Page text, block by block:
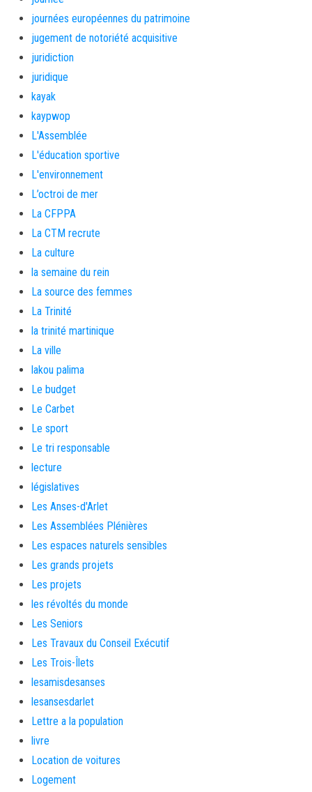
journées européennes du patrimoine
jugement de notoriété acquisitive
juridiction
juridique
kayak
kaypwop
L'Assemblée
L'éducation sportive
L'environnement
L’octroi de mer
La CFPPA
La CTM recrute
La culture
la semaine du rein
La source des femmes
La Trinité
la trinité martinique
La ville
lakou palima
Le budget
Le Carbet
Le sport
Le tri responsable
lecture
législatives
Les Anses-d'Arlet
Les Assemblées Plénières
Les espaces naturels sensibles
Les grands projets
Les projets
les révoltés du monde
Les Seniors
Les Travaux du Conseil Exécutif
Les Trois-Îlets
lesamisdesanses
lesansesdarlet
Lettre a la population
livre
Location de voitures
Logement